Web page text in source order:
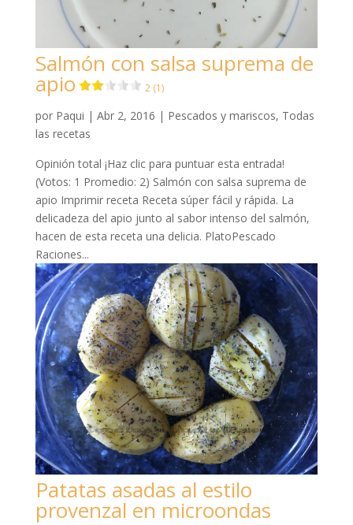
Salmón con salsa suprema de
apio 2 (1)
por Paqui | Abr 2, 2016 | Pescados y mariscos, Todas
las recetas
Opinión total ¡Haz clic para puntuar esta entrada!
(Votos: 1 Promedio: 2) Salmón con salsa suprema de
apio Imprimir receta Receta súper fácil y rápida. La
delicadeza del apio junto al sabor intenso del salmón,
hacen de esta receta una delicia. PlatoPescado
Raciones...
Patatas asadas al estilo
provenzal en microondas